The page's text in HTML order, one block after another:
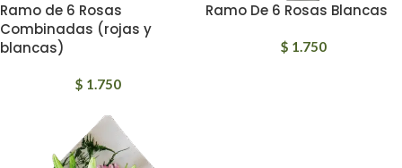
Ramo de 6 Rosas
Combinadas (rojas y
blancas)
$ 1.750
Ramo De 6 Rosas Blancas
$ 1.750